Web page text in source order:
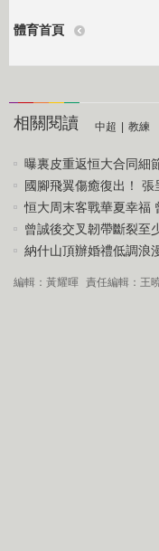
體育首頁
相關閱讀 中超 教練
曝裏皮重返恒大合同細
國腳飛翼傷癒復出！ 張
恒大周末客戰華夏幸福
曾誠後交叉韌帶斷裂至
納什山頂辦婚禮低調浪
編輯：黃耀暉 責任編輯：王